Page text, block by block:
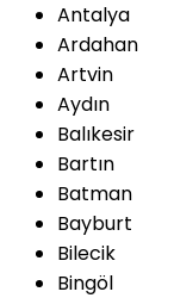
Antalya
Ardahan
Artvin
Aydın
Balıkesir
Bartın
Batman
Bayburt
Bilecik
Bingöl